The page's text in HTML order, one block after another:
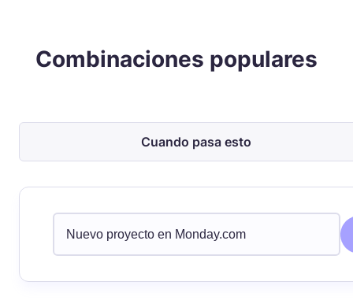
Combinaciones populares
Cuando pasa esto
Nuevo proyecto en Monday.com